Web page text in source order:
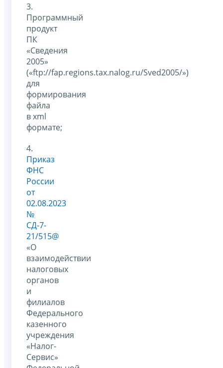
3.
Программный
продукт
ПК
«Сведения
2005»
(«ftp://fap.regions.tax.nalog.ru/Sved2005/»)
для
формирования
файла
в xml
формате;
4.
Приказ
ФНС
России
от
02.08.2023
№
СД-7-
21/515@
«О
взаимодействии
налоговых
органов
и
филиалов
Федерального
казенного
учреждения
«Налог-
Сервис»